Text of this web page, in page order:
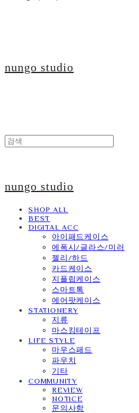
nungo studio
nungo studio
SHOP ALL
BEST
DIGITAL ACC
아이패드케이스
에폭시/글라스/미러
젤리/하드
카드케이스
지플립케이스
스마트톡
에어팟케이스
STATIONERY
지류
마스킹테이프
LIFE STYLE
마우스패드
파우치
기타
COMMUNITY
REVIEW
NOTICE
문의사항